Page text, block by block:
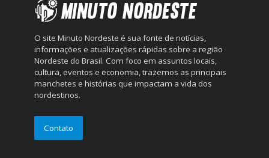
O site Minuto Nordeste é sua fonte de notícias,
informações e atualizações rápidas sobre a região
Nordeste do Brasil. Com foco em assuntos locais,
cultura, eventos e economia, trazemos as principais
manchetes e histórias que impactam a vida dos
nordestinos.
Contato